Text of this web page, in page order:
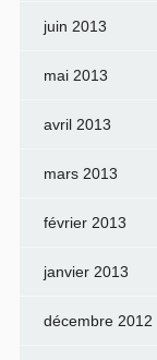
juin 2013
mai 2013
avril 2013
mars 2013
février 2013
janvier 2013
décembre 2012